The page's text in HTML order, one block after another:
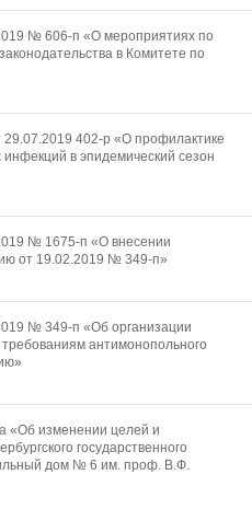
№ 606-п «О мероприятиях по
в Комитете по
402-р «О профилактике
в эпидемический сезон
№ 1675-п «О внесении
от 19.02.2019 № 349-п»
№ 349-п «Об организации
антимонопольного
«Об изменении целей и
государственного
дом № 6 им. проф. В.Ф.